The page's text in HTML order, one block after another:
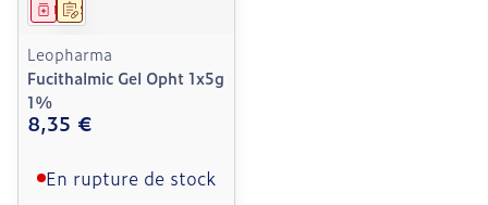
Sur prescription
Médicament
Leopharma
Fucithalmic Gel Opht 1x5g
1%
8,35 €
En rupture de stock